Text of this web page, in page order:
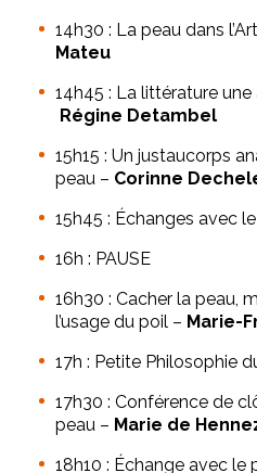
14h30 : La peau dans
Mateu
14h45 : La littérature une
Régine Detambel
15h15 : Un justaucorps
peau – Corinne
15h45 : Échanges avec
16h : PAUSE
16h30 : Cacher la peau,
l’usage du poil – Marie-
17h : Petite Philosophie
17h30 : Conférence de
peau – Marie de
18h10 : Échange avec le